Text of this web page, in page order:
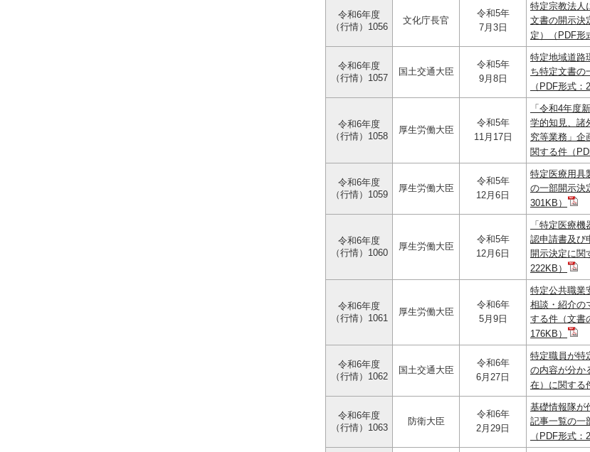
令和6年度
（行情）1056
文化庁長官
令和5年
7月3日
特定宗教法人
文書の開示決
定）（PDF形
令和6年度
（行情）1057
国土交通大臣
令和5年
9月8日
特定地域道路
ち特定文書の
（PDF形式：
令和6年度
（行情）1058
厚生労働大臣
令和5年
11月17日
「令和4年度
学的知見、諸
究等業務」企
関する件（
令和6年度
（行情）1059
厚生労働大臣
令和5年
12月6日
特定医療用具
の一部開示決
301KB）
令和6年度
（行情）1060
厚生労働大臣
令和5年
12月6日
「特定医療
認申請書及び
開示決定に関
222KB）
令和6年度
（行情）1061
厚生労働大臣
令和6年
5月9日
特定公共職業
相談・紹介の
する件（文書
176KB）
令和6年度
（行情）1062
国土交通大臣
令和6年
6月27日
特定職員が特
の内容が分か
在）に関する
令和6年度
（行情）1063
防衛大臣
令和6年
2月29日
基礎情報隊が
記事一覧の一
（PDF形式：